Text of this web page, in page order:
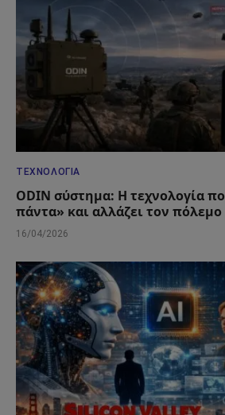
ΤΕΧΝΟΛΟΓΊΑ
ODIN σύστημα: Η τεχνολογία
πάντα» και αλλάζει τον πόλεμο
16/04/2026